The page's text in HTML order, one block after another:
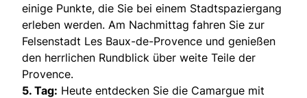
einige Punkte, die Sie bei einem Stadtspaziergang
erleben werden. Am Nachmittag fahren Sie zur
Felsenstadt Les Baux-de-Provence und genießen
den herrlichen Rundblick über weite Teile der
Provence.
5. Tag: Heute entdecken Sie die Camargue mit